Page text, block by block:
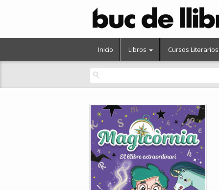
Inicio Libros Cursos Literarios